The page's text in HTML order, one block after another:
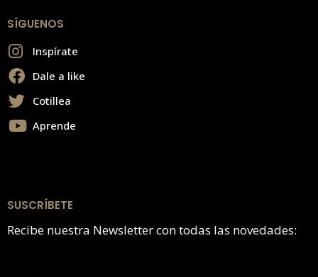
SÍGUENOS
Inspírate
Dale a like
Cotillea
Aprende
SUSCRÍBETE
Recibe nuestra Newsletter con todas las novedades: